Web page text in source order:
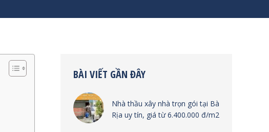
BÀI VIẾT GẦN ĐÂY
Nhà thầu xây nhà trọn gói tại Bà
Rịa uy tín, giá từ 6.400.000 đ/m2